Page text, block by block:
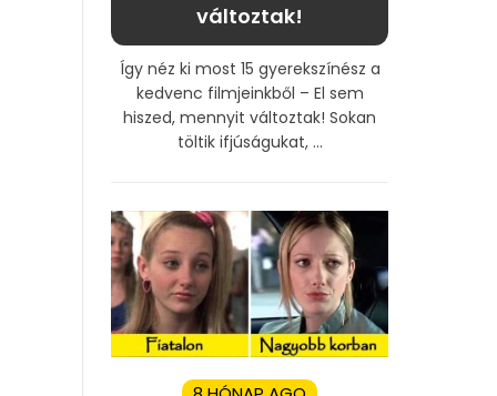
változtak!
Így néz ki most 15 gyerekszínész a
kedvenc filmjeinkből – El sem
hiszed, mennyit változtak! Sokan
töltik ifjúságukat, ...